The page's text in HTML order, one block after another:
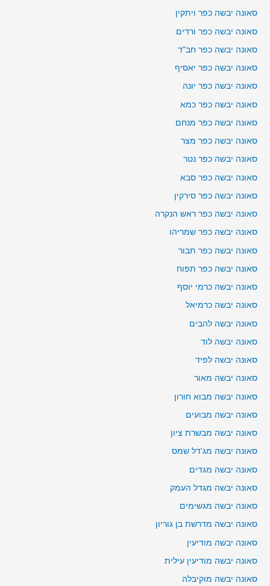
סאונה יבשה כפר ויתקין
סאונה יבשה כפר ורדים
סאונה יבשה כפר חב"ד
סאונה יבשה כפר יאסיף
סאונה יבשה כפר יונה
סאונה יבשה כפר כמא
סאונה יבשה כפר מנחם
סאונה יבשה כפר מצר
סאונה יבשה כפר נטר
סאונה יבשה כפר סבא
סאונה יבשה כפר סירקין
סאונה יבשה כפר ראש הנקרה
סאונה יבשה כפר שמריהו
סאונה יבשה כפר תבור
סאונה יבשה כפר תפוח
סאונה יבשה כרמי יוסף
סאונה יבשה כרמיאל
סאונה יבשה להבים
סאונה יבשה לוד
סאונה יבשה לפיד
סאונה יבשה מאור
סאונה יבשה מבוא חורון
סאונה יבשה מבועים
סאונה יבשה מבשרת ציון
סאונה יבשה מג'דל שמס
סאונה יבשה מגדים
סאונה יבשה מגדל העמק
סאונה יבשה מגשימים
סאונה יבשה מדרשת בן גוריון
סאונה יבשה מודיעין
סאונה יבשה מודיעין עילית
סאונה יבשה מוקיבלה